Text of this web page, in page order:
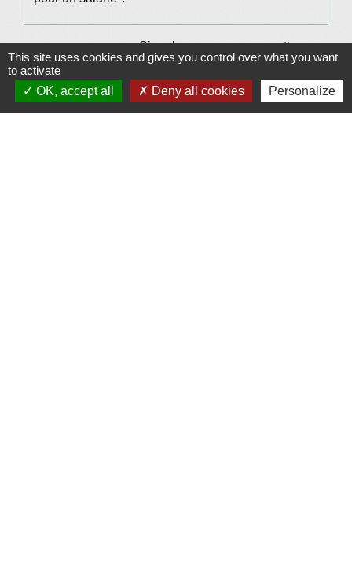
Signaler une erreur sur cette page
This site uses cookies and gives you control over what you want
to activate
OK, accept all
Deny all cookies Personalize